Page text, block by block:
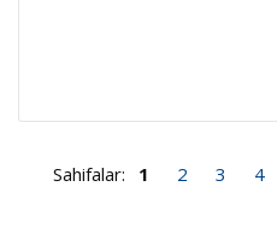
Sahifalar: 1 2 3 4